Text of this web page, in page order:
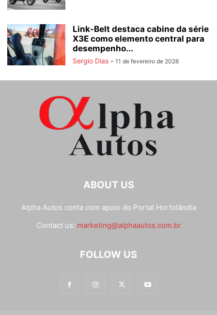
Link-Belt destaca cabine da série
X3E como elemento central para
desempenho...
Sergio Dias - 11 de fevereiro de 2026
ABOUT US
Alpha Autos conta com apoio do Portal Hortolândia
Contact us: marketing@alphaautos.com.br
FOLLOW US